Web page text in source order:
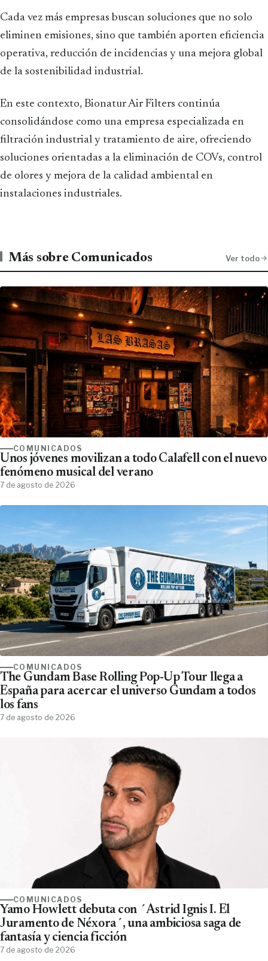
Cada vez más empresas buscan soluciones que no solo
eliminen emisiones, sino que también aporten eficiencia
operativa, reducción de incidencias y una mejora global
de la sostenibilidad industrial.
En este contexto, Bionatur Air Filters continúa
consolidándose como una empresa especializada en
filtración industrial y tratamiento de aire, ofreciendo
soluciones orientadas a la eliminación de COVs, control
de olores y mejora de la calidad ambiental en
instalaciones industriales.
Más sobre Comunicados Ver todo
COMUNICADOS
Unos jóvenes movilizan a todo Calafell con el nuevo
fenómeno musical del verano
7 de agosto de 2026
COMUNICADOS
The Gundam Base Rolling Pop-Up Tour llega a
España para acercar el universo Gundam a todos
los fans
7 de agosto de 2026
COMUNICADOS
Yamo Howlett debuta con ´Astrid Ignis I. El
Juramento de Néxora´, una ambiciosa saga de
fantasía y ciencia ficción
7 de agosto de 2026